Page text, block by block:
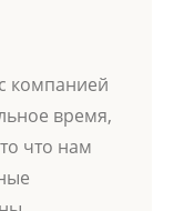
компанией
время,
что нам